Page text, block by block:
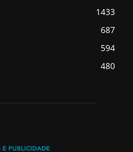
1433
687
594
480